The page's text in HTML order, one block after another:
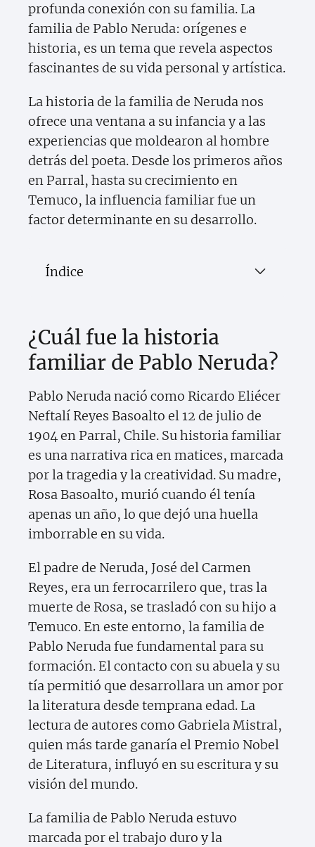
profunda conexión con su familia. La
familia de Pablo Neruda: orígenes e
historia, es un tema que revela aspectos
fascinantes de su vida personal y artística.
La historia de la familia de Neruda nos
ofrece una ventana a su infancia y a las
experiencias que moldearon al hombre
detrás del poeta. Desde los primeros años
en Parral, hasta su crecimiento en
Temuco, la influencia familiar fue un
factor determinante en su desarrollo.
Índice
¿Cuál fue la historia
familiar de Pablo Neruda?
Pablo Neruda nació como Ricardo Eliécer
Neftalí Reyes Basoalto el 12 de julio de
1904 en Parral, Chile. Su historia familiar
es una narrativa rica en matices, marcada
por la tragedia y la creatividad. Su madre,
Rosa Basoalto, murió cuando él tenía
apenas un año, lo que dejó una huella
imborrable en su vida.
El padre de Neruda, José del Carmen
Reyes, era un ferrocarrilero que, tras la
muerte de Rosa, se trasladó con su hijo a
Temuco. En este entorno, la familia de
Pablo Neruda fue fundamental para su
formación. El contacto con su abuela y su
tía permitió que desarrollara un amor por
la literatura desde temprana edad. La
lectura de autores como Gabriela Mistral,
quien más tarde ganaría el Premio Nobel
de Literatura, influyó en su escritura y su
visión del mundo.
La familia de Pablo Neruda estuvo
marcada por el trabajo duro y la